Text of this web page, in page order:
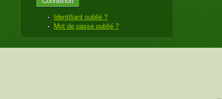
Identifiant oublié ?
Mot de passe oublié ?